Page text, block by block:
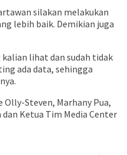
silakan melakukan
lebih baik. Demikian juga
lihat dan sudah tidak
ada data, sehingga
Steven, Marhany Pua,
dan Ketua Tim Media Center